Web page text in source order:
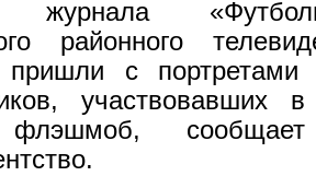
журнала
районного
с портретами
участвовавших
флэшмоб,